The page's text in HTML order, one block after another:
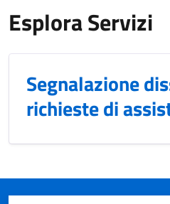
Esplora Servizi
Segnalazione
richieste di